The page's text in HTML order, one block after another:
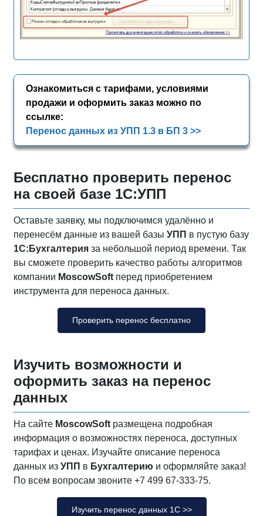
Ознакомиться с тарифами, условиями
продажи и оформить заказ можно по
ссылке:
Перенос данных из УПП 1.3 в БП 3 >>
Бесплатно проверить перенос
на своей базе 1С:УПП
Оставьте заявку, мы подключимся удалённо и
перенесём данные из вашей базы УПП в пустую базу
1С:Бухгалтерия за небольшой период времени. Так
вы сможете проверить качество работы алгоритмов
компании MoscowSoft перед приобретением
инструмента для переноса данных.
Проверить перенос бесплатно
Изучить возможности и
оформить заказ на перенос
данных
На сайте MoscowSoft размещена подробная
информация о возможностях переноса, доступных
тарифах и ценах. Изучайте описание переноса
данных из УПП в Бухгалтерию и оформляйте заказ!
По всем вопросам звоните +7 499 67-333-75.
Изучить перенос данных 1С >>